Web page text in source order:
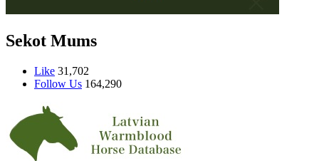
Sekot Mums
Like 31,702
Follow Us 164,290